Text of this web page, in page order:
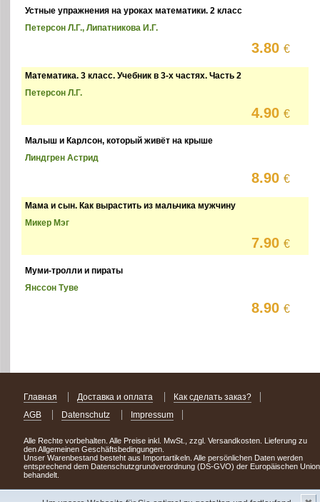
Устные упражнения на уроках математики. 2 класс
Петерсон Л.Г., Липатникова И.Г.
3.80€
Математика. 3 класс. Учебник в 3-х частях. Часть 2
Петерсон Л.Г.
4.90€
Малыш и Карлсон, который живёт на крыше
Линдгрен Астрид
8.90€
Мама и сын. Как вырастить из мальчика мужчину
Микер Мэг
7.90€
Муми-тролли и пираты
Янссон Туве
8.90€
Главная Доставка и оплата
Как сделать заказ?
AGB
Datenschutz Impressum
Alle Rechte vorbehalten. Alle Preise inkl. MwSt., zzgl. Versandkosten. Lieferung zu
den Allgemeinen Geschäftsbedingungen.
Unser Warenbestand besteht aus Importartikeln. Alle persönlichen Daten werden
entsprechend dem Datenschutzgrundverordnung (DS-GVO) der Europäischen Union
behandelt.
Сделав заказ сегодня, уже через день или два Вы можете стать обладателем